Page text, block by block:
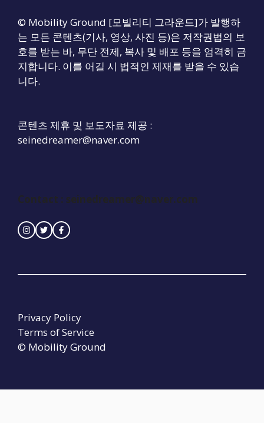
© Mobility Ground [모빌리티 그라운드]가 발행하
는 모든 콘텐츠(기사, 영상, 사진 등)은 저작권법의 보
호를 받는 바, 무단 전제, 복사 및 배포 등을 엄격히 금
지합니다. 이를 어길 시 법적인 제재를 받을 수 있습
니다.
콘텐츠 제휴 및 보도자료 제공 :
seinedreamer@naver.com
Contact : seinedreamer@naver.com
© Mobility Ground
Privacy Policy
Terms of Service